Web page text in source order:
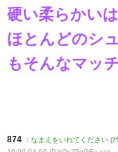
硬い柔らかい
ほとんどのシ
もそんなマッ
874 : なまえをいれてください (